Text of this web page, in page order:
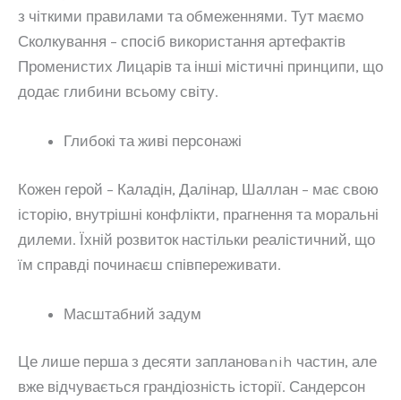
з чіткими правилами та обмеженнями. Тут маємо
Сколкування – спосіб використання артефактів
Променистих Лицарів та інші містичні принципи, що
додає глибини всьому світу.
Глибокі та живі персонажі
Кожен герой – Каладін, Далінар, Шаллан – має свою
історію, внутрішні конфлікти, прагнення та моральні
дилеми. Їхній розвиток настільки реалістичний, що
їм справді починаєш співпереживати.
Масштабний задум
Це лише перша з десяти заплановanih частин, але
вже відчувається грандіозність історії. Сандерсон